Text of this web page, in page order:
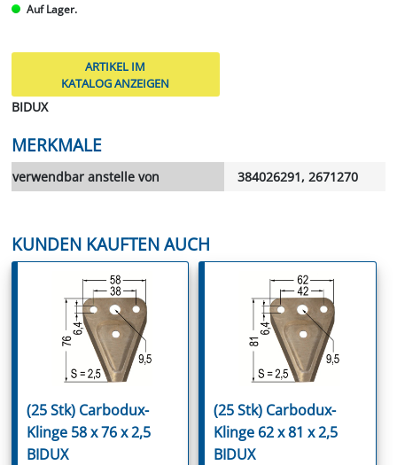
Auf Lager.
ARTIKEL IM
KATALOG ANZEIGEN
BIDUX
MERKMALE
verwendbar anstelle von 384026291, 2671270
KUNDEN KAUFTEN AUCH
(25 Stk) Carbodux-
Klinge 58 x 76 x 2,5
BIDUX
(25 Stk) Carbodux-
Klinge 62 x 81 x 2,5
BIDUX